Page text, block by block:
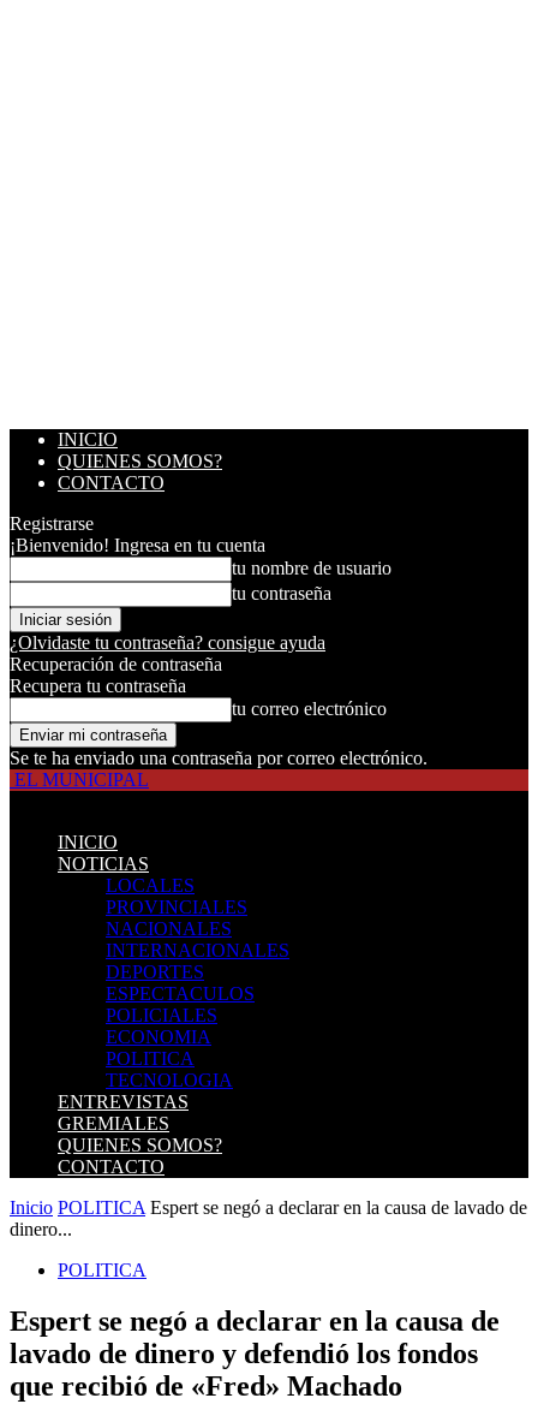
INICIO
QUIENES SOMOS?
CONTACTO
Registrarse
¡Bienvenido! Ingresa en tu cuenta
tu nombre de usuario
tu contraseña
¿Olvidaste tu contraseña? consigue ayuda
Recuperación de contraseña
Recupera tu contraseña
tu correo electrónico
Se te ha enviado una contraseña por correo electrónico.
EL MUNICIPAL
INICIO
NOTICIAS
LOCALES
PROVINCIALES
NACIONALES
INTERNACIONALES
DEPORTES
ESPECTACULOS
POLICIALES
ECONOMIA
POLITICA
TECNOLOGIA
ENTREVISTAS
GREMIALES
QUIENES SOMOS?
CONTACTO
Inicio POLITICA Espert se negó a declarar en la causa de lavado de
dinero...
POLITICA
Espert se negó a declarar en la causa de
lavado de dinero y defendió los fondos
que recibió de «Fred» Machado